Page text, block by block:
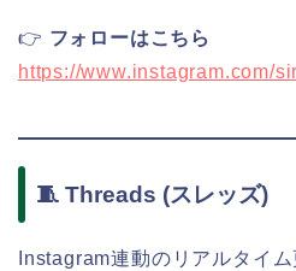
👉 フォローはこちら
https://www.instagram.com/
🧵 Threads (スレッズ)
Instagram連動のリアルタイ